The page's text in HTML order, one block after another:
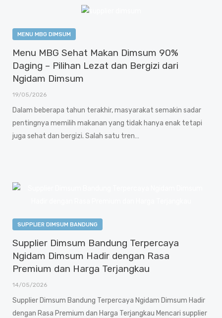
MENU MBG DIMSUM
Menu MBG Sehat Makan Dimsum 90%
Daging – Pilihan Lezat dan Bergizi dari
Ngidam Dimsum
19/05/2026
Dalam beberapa tahun terakhir, masyarakat semakin sadar
pentingnya memilih makanan yang tidak hanya enak tetapi
juga sehat dan bergizi. Salah satu tren…
SUPPLIER DIMSUM BANDUNG
Supplier Dimsum Bandung Terpercaya
Ngidam Dimsum Hadir dengan Rasa
Premium dan Harga Terjangkau
14/05/2026
Supplier Dimsum Bandung Terpercaya Ngidam Dimsum Hadir
dengan Rasa Premium dan Harga Terjangkau Mencari supplier